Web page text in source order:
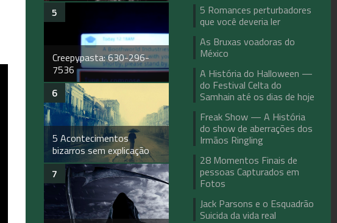
Creepypasta: 630-296-
7536
5 Acontecimentos
bizarros sem explicação
5 Romances perturbadores
que você deveria ler
As Bruxas voadoras do
México
A História do Halloween —
do Festival Celta do
Samhain até os dias de hoje
Freak Show — A História
do show de aberrações dos
Irmãos Ringling
28 Momentos Finais de
pessoas Capturados em
Fotos
Jack Parsons e o Esquadrão
Suicida da vida real